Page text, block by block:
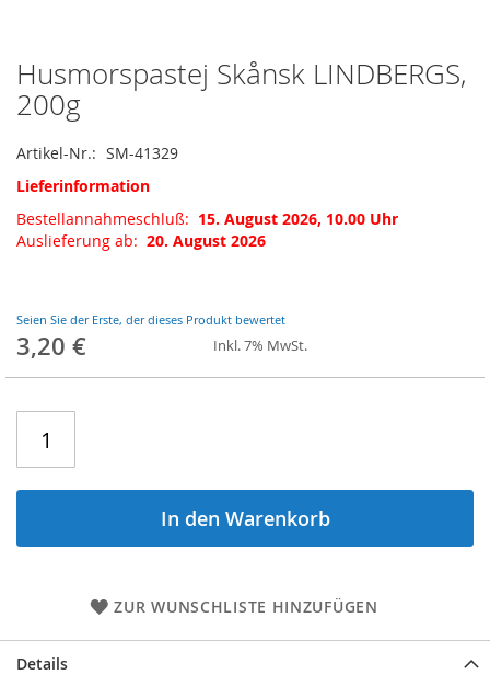
Zum
Anfang
der
springen
Husmorspastej Skånsk LINDBERGS,
200g
Artikel-Nr.
SM-41329
Lieferinformation
Bestellannahmeschluß: 15. August 2026, 10.00 Uhr
Auslieferung ab: 20. August 2026
Seien Sie der Erste, der dieses Produkt bewertet
3,20 € Inkl. 7% MwSt.
In den Warenkorb
ZUR WUNSCHLISTE HINZUFÜGEN
Details